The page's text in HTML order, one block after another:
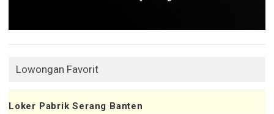
Lowongan Favorit
Loker Pabrik Serang Banten